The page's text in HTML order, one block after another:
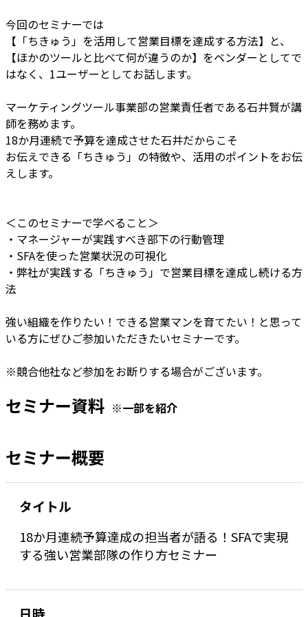
今回のセミナーでは
【「ちきゅう」を活用して営業目標を達成する方法】と、
【ほかのツールと比べて何が違うのか】をベンダーとしてで
はなく、1ユーザーとしてお話します。
マーケティングツール事業部の営業責任者である石井賢が講
師を務めます。
18か月連続で予算を達成させた石井だからこそ
お伝えできる「ちきゅう」の特徴や、活用のポイントをお伝
えします。
＜このセミナーで学べること＞
・マネージャーが実践すべき部下の行動管理
・SFAを使った営業状況の可視化
・弊社が実践する「ちきゅう」で営業目標を達成し続ける方
法
強い組織を作りたい！できる営業マンを育てたい！と思って
いる方にぜひご参加いただきたいセミナーです。
※競合他社など参加をお断りする場合がございます。
セミナー資料 ※一部を紹介
セミナー概要
タイトル
18か月連続予算達成の担当者が語る！SFAで実現
する強い営業部隊の作り方セミナー